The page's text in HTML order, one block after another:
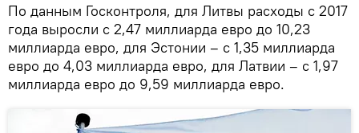
По данным Госконтроля, для Литвы расходы с 2017
года выросли с 2,47 миллиарда евро до 10,23
миллиарда евро, для Эстонии – с 1,35 миллиарда
евро до 4,03 миллиарда евро, для Латвии – с 1,97
миллиарда евро до 9,59 миллиарда евро.